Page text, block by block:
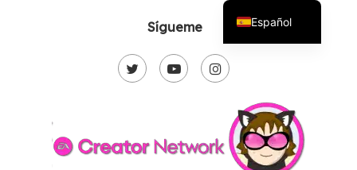
Sígueme
Español
English